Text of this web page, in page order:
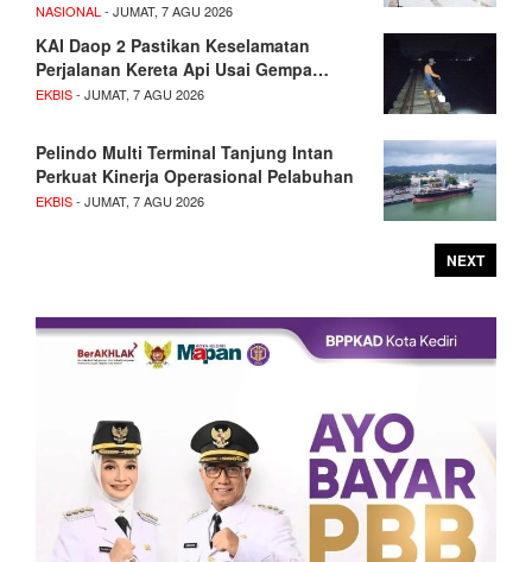
NASIONAL- JUMAT, 7 AGU 2026
KAI Daop 2 Pastikan Keselamatan
Perjalanan Kereta Api Usai Gempa…
EKBIS- JUMAT, 7 AGU 2026
Pelindo Multi Terminal Tanjung Intan
Perkuat Kinerja Operasional Pelabuhan
EKBIS- JUMAT, 7 AGU 2026
NEXT